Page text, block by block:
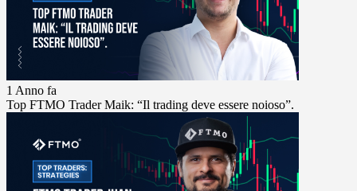
1 Anno fa
Top FTMO Trader Maik: “Il trading deve essere noioso”.